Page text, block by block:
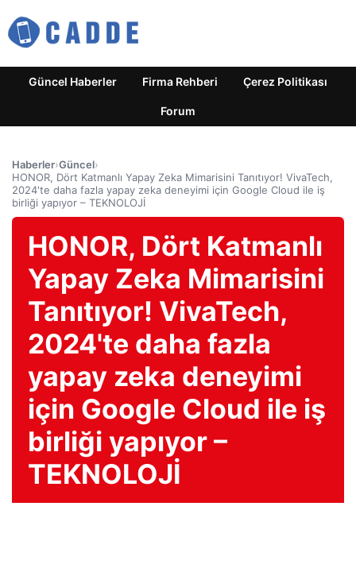
Güncel Haberler Firma Rehberi Çerez Politikası
Forum
Haberler›Güncel›
HONOR, Dört Katmanlı Yapay Zeka Mimarisini Tanıtıyor! VivaTech,
2024'te daha fazla yapay zeka deneyimi için Google Cloud ile iş
birliği yapıyor – TEKNOLOJİ
HONOR, Dört Katmanlı
Yapay Zeka Mimarisini
Tanıtıyor! VivaTech,
2024'te daha fazla
yapay zeka deneyimi
için Google Cloud ile iş
birliği yapıyor –
TEKNOLOJİ